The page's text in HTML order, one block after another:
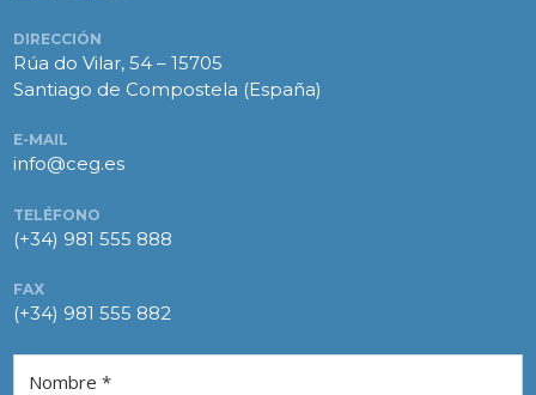
DIRECCIÓN
Rúa do Vilar, 54 – 15705
Santiago de Compostela (España)
E-MAIL
info@ceg.es
TELÉFONO
(+34) 981 555 888
FAX
(+34) 981 555 882
Nombre *